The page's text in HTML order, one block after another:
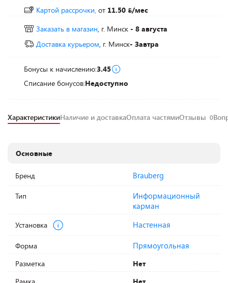
Картой рассрочки, от 11.50
/мес
Заказать в магазин, г. Минск - 8 августа
Доставка курьером, г. Минск- Завтра
Бонусы к начислению:3.45
Списание бонусов:Недоступно
ХарактеристикиНаличие и доставкаОплата частямиОтзывы 0
Основные
Бренд Brauberg
Тип
Информационный
карман
Установка Настенная
Форма Прямоугольная
Разметка
Нет